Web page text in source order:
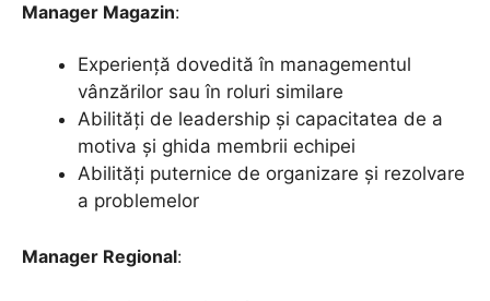
Manager Magazin:
Experiență dovedită în managementul
vânzărilor sau în roluri similare
Abilități de leadership și capacitatea de a
motiva și ghida membrii echipei
Abilități puternice de organizare și rezolvare
a problemelor
Manager Regional: